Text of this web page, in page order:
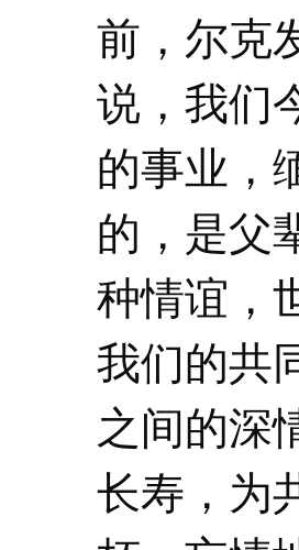
前，尔克
说，我们
的事业，
的，是父
种情谊，
我们的共
之间的深
长寿，为